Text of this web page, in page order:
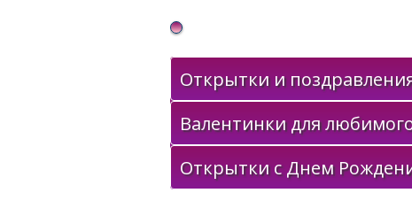
Gif Открытки в подарок
Открытки и
Валентинки для
Открытки с Днем